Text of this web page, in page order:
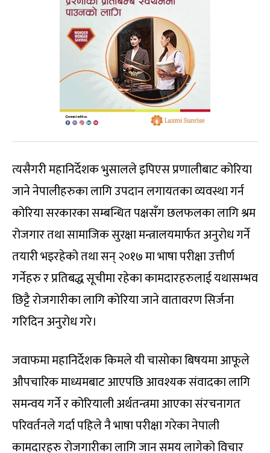
त्यसैगरी महानिर्देशक भुसालले इपिएस प्रणालीबाट कोरिया
जाने नेपालीहरुका लागि उपदान लगायतका व्यवस्था गर्न
कोरिया सरकारका सम्बन्धित पक्षसँग छलफलका लागि श्रम
रोजगार तथा सामाजिक सुरक्षा मन्त्रालयमार्फत अनुरोध गर्ने
तयारी भइरहेको तथा सन् २०१७ मा भाषा परीक्षा उत्तीर्ण
गर्नेहरु र प्रतिबद्ध सूचीमा रहेका कामदारहरुलाई यथासम्भव
छिट्टै रोजगारीका लागि कोरिया जाने वातावरण सिर्जना
गरिदिन अनुरोध गरे।
जवाफमा महानिर्देशक किमले यी चासोका बिषयमा आफूले
औपचारिक माध्यमबाट आएपछि आवश्यक संवादका लागि
समन्वय गर्ने र कोरियाली अर्थतन्त्रमा आएका संरचनागत
परिवर्तनले गर्दा पहिले नै भाषा परीक्षा गरेका नेपाली
कामदारहरु रोजगारीका लागि जान समय लागेको विचार